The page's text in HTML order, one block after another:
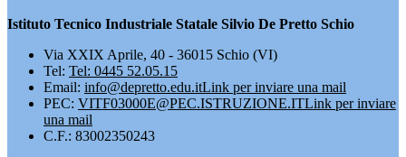
Istituto Tecnico Industriale Statale Silvio De Pretto Schio
Via XXIX Aprile, 40 - 36015 Schio (VI)
Tel: Tel: 0445 52.05.15
Email: info@depretto.edu.itLink per inviare una mail
PEC: VITF03000E@PEC.ISTRUZIONE.ITLink per inviare
una mail
C.F.: 83002350243